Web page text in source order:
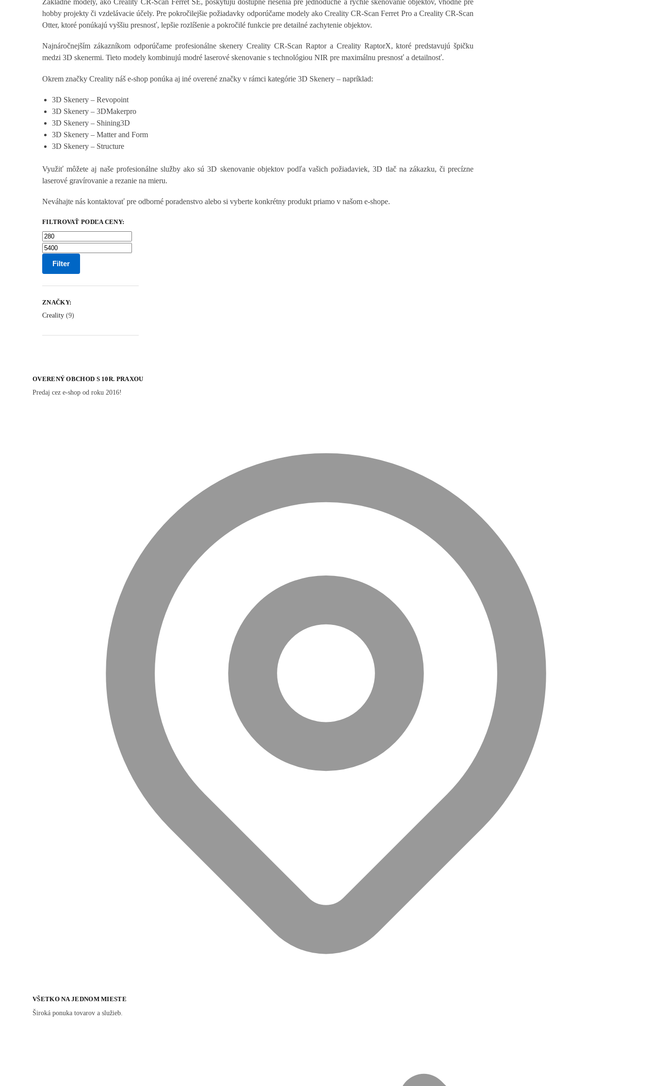
hobby projekty či vzdelávacie účely. Pre pokročilejšie požiadavky odporúčame modely ako Creality CR-Scan Ferret Pro a Creality CR-Scan
Otter, ktoré ponúkajú vyššiu presnosť, lepšie rozlíšenie a pokročilé funkcie pre detailné zachytenie objektov.
Najnáročnejším zákazníkom odporúčame profesionálne skenery Creality CR-Scan Raptor a Creality RaptorX, ktoré predstavujú špičku
medzi 3D skenermi. Tieto modely kombinujú modré laserové skenovanie s technológiou NIR pre maximálnu presnosť a detailnosť.
Okrem značky Creality náš e-shop ponúka aj iné overené značky v rámci kategórie 3D Skenery – napríklad:
3D Skenery – Revopoint
3D Skenery – 3DMakerpro
3D Skenery – Shining3D
3D Skenery – Matter and Form
3D Skenery – Structure
Využiť môžete aj naše profesionálne služby ako sú 3D skenovanie objektov podľa vašich požiadaviek, 3D tlač na zákazku, či precízne
laserové gravírovanie a rezanie na mieru.
Neváhajte nás kontaktovať pre odborné poradenstvo alebo si vyberte konkrétny produkt priamo v našom e-shope.
FILTROVAŤ PODĽA CENY:
Filter
ZNAČKY:
Creality (9)
OVERENÝ OBCHOD S 10R. PRAXOU
Predaj cez e-shop od roku 2016!
VŠETKO NA JEDNOM MIESTE
Široká ponuka tovarov a služieb.